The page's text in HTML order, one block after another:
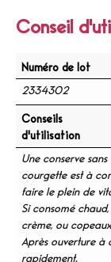
Conseil
Numéro de lot
2334302
Conseils
d'utilisation
Une conserve
courgette est à
faire le plein de
Si consomé
crème, ou
Après ouverture à
rapidement.